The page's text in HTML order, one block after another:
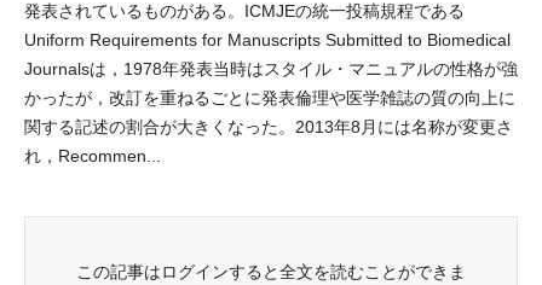
発表されているものがある。ICMJEの統一投稿規程である
Uniform Requirements for Manuscripts Submitted to Biomedical
Journalsは，1978年発表当時はスタイル・マニュアルの性格が強
かったが，改訂を重ねるごとに発表倫理や医学雑誌の質の向上に
関する記述の割合が大きくなった。2013年8月には名称が変更さ
れ，Recommen...
この記事はログインすると全文を読むことができま